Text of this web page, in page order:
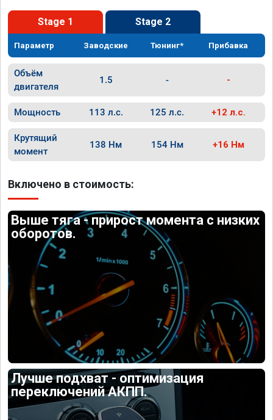
Stage 1 Stage 2
Параметр Заводские Тюнинг* Прибавка
Объём
двигателя
1.5 - -
Мощность 113 л.с. 125 л.с. +12 л.с.
Крутящий
момент
138 Нм 154 Нм +16 Нм
Включено в стоимость:
Выше тяга - прирост момента с низких
оборотов.
Лучше подхват - оптимизация
переключений АКПП.